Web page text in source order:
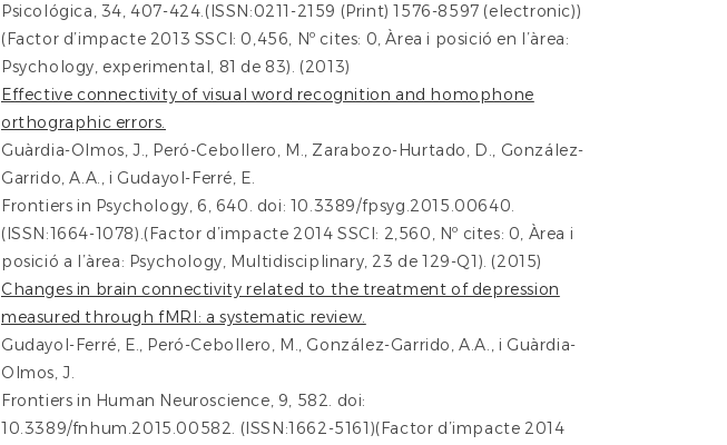
Psicológica, 34, 407-424.(ISSN:0211-2159 (Print) 1576-8597 (electronic))
(Factor d’impacte 2013 SSCI: 0,456, Nº cites: 0, Àrea i posició en l’àrea:
Psychology, experimental, 81 de 83). (2013)
Effective connectivity of visual word recognition and homophone
orthographic errors.
Guàrdia-Olmos, J., Peró-Cebollero, M., Zarabozo-Hurtado, D., González-
Garrido, A.A., i Gudayol-Ferré, E.
Frontiers in Psychology, 6, 640. doi: 10.3389/fpsyg.2015.00640.
(ISSN:1664-1078).(Factor d’impacte 2014 SSCI: 2,560, Nº cites: 0, Àrea i
posició a l’àrea: Psychology, Multidisciplinary, 23 de 129-Q1). (2015)
Changes in brain connectivity related to the treatment of depression
measured through fMRI: a systematic review.
Gudayol-Ferré, E., Peró-Cebollero, M., González-Garrido, A.A., i Guàrdia-
Olmos, J.
Frontiers in Human Neuroscience, 9, 582. doi:
10.3389/fnhum.2015.00582. (ISSN:1662-5161)(Factor d’impacte 2014